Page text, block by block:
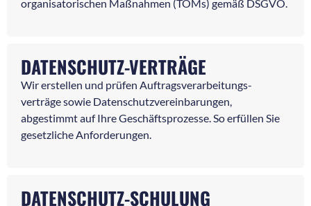
organisatorischen Maßnahmen (TOMs) gemäß DSGVO.
DATENSCHUTZ-VERTRÄGE
Wir erstellen und prüfen Auftragsverarbeitungs-
verträge sowie Datenschutzvereinbarungen,
abgestimmt auf Ihre Geschäftsprozesse. So erfüllen Sie
gesetzliche Anforderungen.
DATENSCHUTZ-SCHULUNG